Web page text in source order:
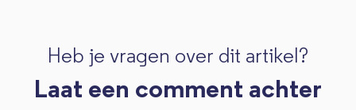
Heb je vragen over dit artikel?
Laat een comment achter